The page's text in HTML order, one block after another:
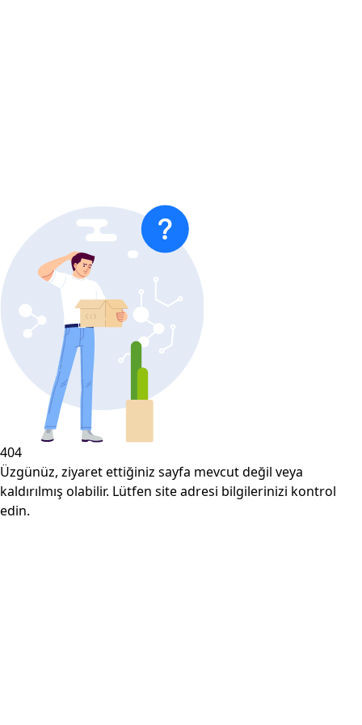
404
Üzgünüz, ziyaret ettiğiniz sayfa mevcut değil veya
kaldırılmış olabilir. Lütfen site adresi bilgilerinizi kontrol
edin.